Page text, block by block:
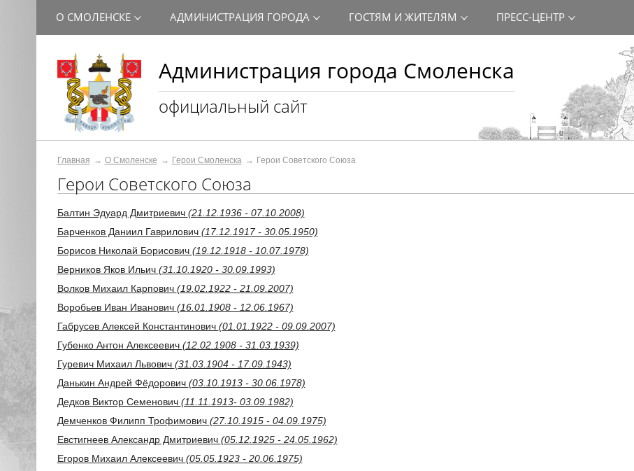
Администрация города Смоленска
официальный сайт
О СМОЛЕНСКЕ АДМИНИСТРАЦИЯ ГОРОДА ГОСТЯМ И ЖИТЕЛЯМ ПРЕСС-ЦЕНТР
Главная О Смоленске Герои Смоленска Герои Советского Союза
Герои Советского Союза
Балтин Эдуард Дмитриевич (21.12.1936 - 07.10.2008)
Барченков Даниил Гаврилович (17.12.1917 - 30.05.1950)
Борисов Николай Борисович (19.12.1918 - 10.07.1978)
Верников Яков Ильич (31.10.1920 - 30.09.1993)
Волков Михаил Карпович (19.02.1922 - 21.09.2007)
Воробьев Иван Иванович (16.01.1908 - 12.06.1967)
Габрусев Алексей Константинович (01.01.1922 - 09.09.2007)
Губенко Антон Алексеевич (12.02.1908 - 31.03.1939)
Гуревич Михаил Львович (31.03.1904 - 17.09.1943)
Данькин Андрей Фёдорович (03.10.1913 - 30.06.1978)
Дедков Виктор Семенович (11.11.1913- 03.09.1982)
Демченков Филипп Трофимович (27.10.1915 - 04.09.1975)
Евстигнеев Александр Дмитриевич (05.12.1925 - 24.05.1962)
Егоров Михаил Алексеевич (05.05.1923 - 20.06.1975)